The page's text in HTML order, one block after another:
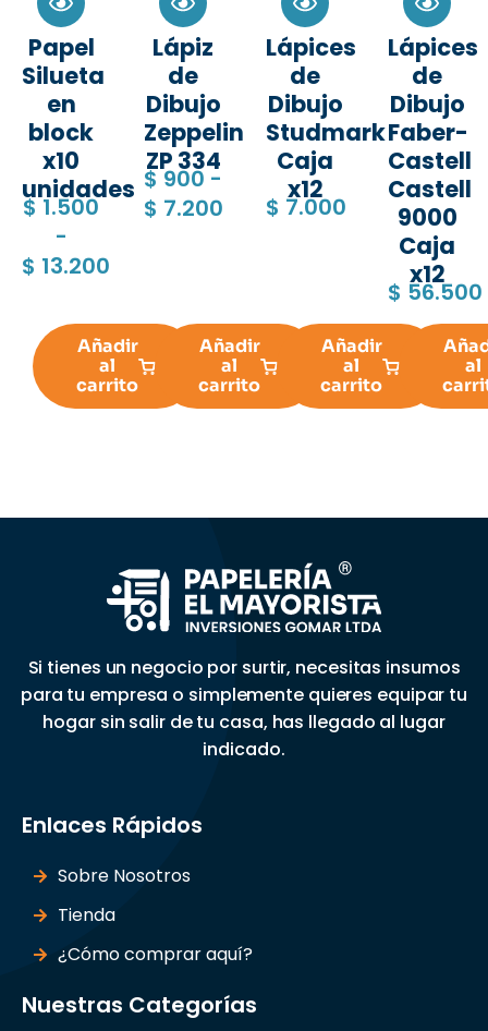
Papel
Silueta
en
block
x10
unidades
$1.500
-
$ 13.200
Añadir
al
carrito
Lápiz
de
Dibujo
Zeppelin
ZP 334
$900 -
$ 7.200
Añadir
al
carrito
Lápices
de
Dibujo
Studmark
Caja
x12
$ 7.000
Añadir
al
carrito
Lápices
de
Dibujo
Faber-
Castell
Castell
9000
Caja
x12
$ 56.500
al
Si tienes un negocio por surtir, necesitas insumos
para tu empresa o simplemente quieres equipar tu
hogar sin salir de tu casa, has llegado al lugar
indicado.
Enlaces Rápidos
Sobre Nosotros
Tienda
¿Cómo comprar aquí?
Nuestras Categorías